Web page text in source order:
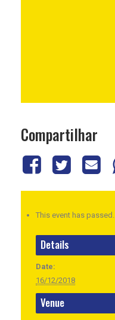
Compartilhar
This event has passed.
Details
Date:
16/12/2018
Venue